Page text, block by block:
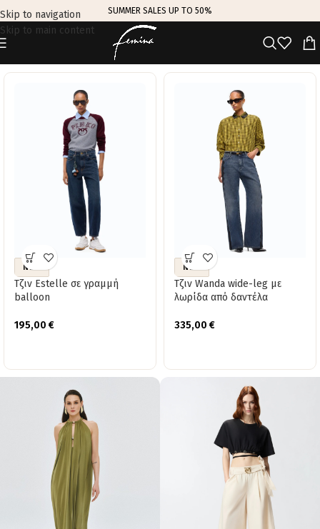
Skip to navigation
Skip to main content
SUMMER SALES UP TO 50%
TRENDING THIS WEEK
NEW
Τζιν Estelle σε γραμμή
balloon
195,00 €
NEW
Τζιν Wanda wide-leg με
λωρίδα από δαντέλα
335,00 €